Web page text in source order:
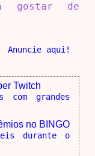
gostar de
Anuncie aqui!
Twitch
com grandes
no BINGO
durante o